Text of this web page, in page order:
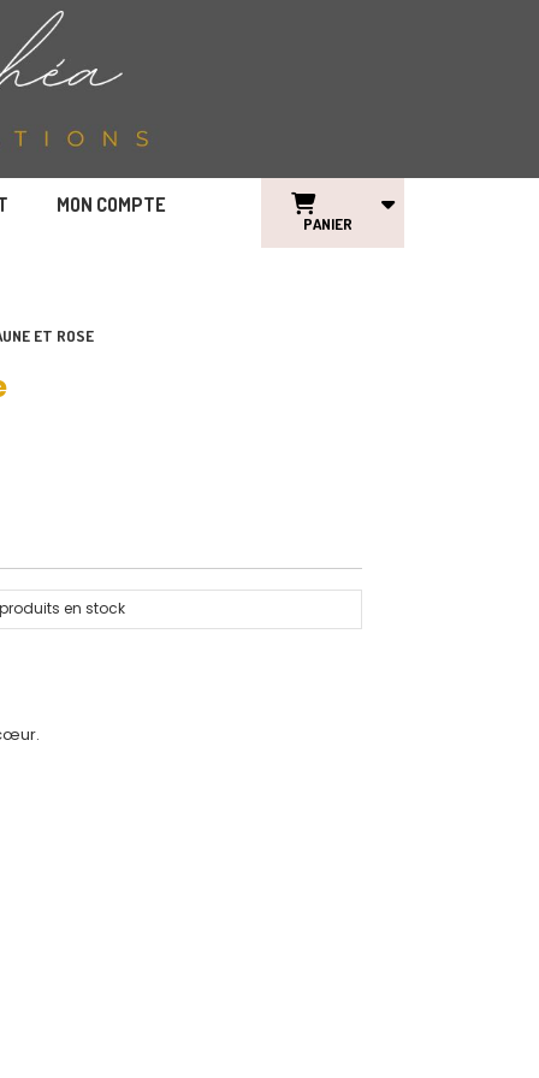
MON COMPTE
PANIER
ET ROSE
en stock